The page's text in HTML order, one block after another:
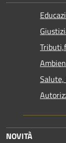
Salute,
NOVITÀ